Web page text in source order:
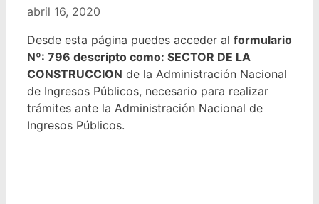
abril 16, 2020
Desde esta página puedes acceder al formulario
Nº: 796 descripto como: SECTOR DE LA
CONSTRUCCION de la Administración Nacional
de Ingresos Públicos, necesario para realizar
trámites ante la Administración Nacional de
Ingresos Públicos.